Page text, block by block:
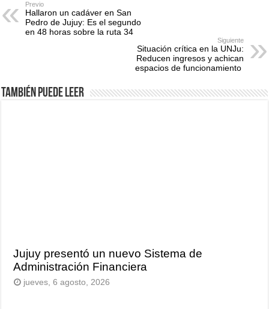
Previo
Hallaron un cadáver en San
Pedro de Jujuy: Es el segundo
en 48 horas sobre la ruta 34
Siguiente
Situación crítica en la UNJu:
Reducen ingresos y achican
espacios de funcionamiento
También puede leer
Jujuy presentó un nuevo Sistema de
Administración Financiera
jueves, 6 agosto, 2026